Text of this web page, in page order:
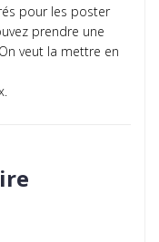
pour les poster
prendre une
veut la mettre en